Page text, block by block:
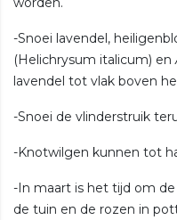
-Snoei lavendel,
(Helichrysum italicum) en
lavendel tot vlak boven
-Snoei de vlinderstruik
-Knotwilgen kunnen tot
-In maart is het tijd om
de tuin en de rozen in